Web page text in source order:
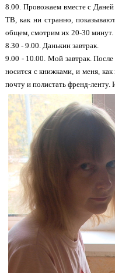
8.00. Провожаем вместе с Даней
ТВ, как ни странно,
общем, смотрим их 20-30 минут.
8.30 - 9.00. Данькин завтрак.
9.00 - 10.00. Мой завтрак. После
носится с книжками, и меня,
почту и полистать френд-ленту.